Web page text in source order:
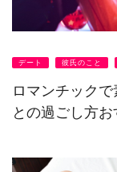
デート 彼氏のこと
ロマンチック
との過ごし方お